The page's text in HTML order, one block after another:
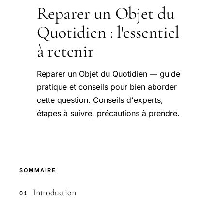
Reparer un Objet du
Quotidien : l'essentiel
à retenir
Reparer un Objet du Quotidien — guide
pratique et conseils pour bien aborder
cette question. Conseils d'experts,
étapes à suivre, précautions à prendre.
SOMMAIRE
01 Introduction